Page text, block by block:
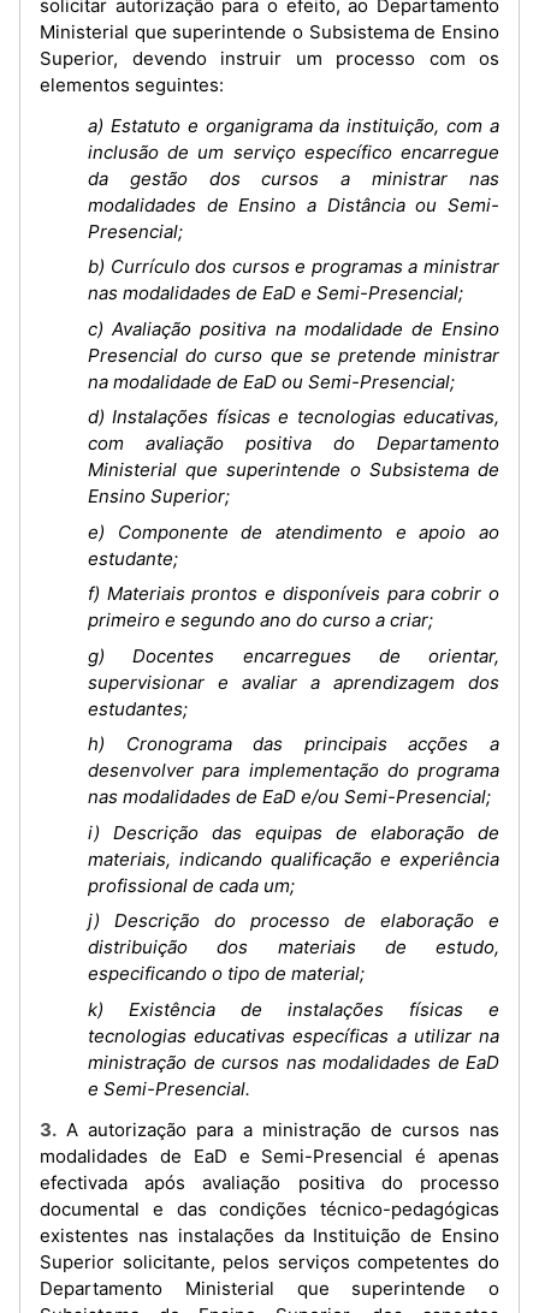
solicitar autorização para o efeito, ao Departamento
Ministerial que superintende o Subsistema de Ensino
Superior, devendo instruir um processo com os
elementos seguintes:
a) Estatuto e organigrama da instituição, com a
inclusão de um serviço específico encarregue
da gestão dos cursos a ministrar nas
modalidades de Ensino a Distância ou Semi-
Presencial;
b) Currículo dos cursos e programas a ministrar
nas modalidades de EaD e Semi-Presencial;
c) Avaliação positiva na modalidade de Ensino
Presencial do curso que se pretende ministrar
na modalidade de EaD ou Semi-Presencial;
d) Instalações físicas e tecnologias educativas,
com avaliação positiva do Departamento
Ministerial que superintende o Subsistema de
Ensino Superior;
e) Componente de atendimento e apoio ao
estudante;
f) Materiais prontos e disponíveis para cobrir o
primeiro e segundo ano do curso a criar;
g) Docentes encarregues de orientar,
supervisionar e avaliar a aprendizagem dos
estudantes;
h) Cronograma das principais acções a
desenvolver para implementação do programa
nas modalidades de EaD e/ou Semi-Presencial;
i) Descrição das equipas de elaboração de
materiais, indicando qualificação e experiência
profissional de cada um;
j) Descrição do processo de elaboração e
distribuição dos materiais de estudo,
especificando o tipo de material;
k) Existência de instalações físicas e
tecnologias educativas específicas a utilizar na
ministração de cursos nas modalidades de EaD
e Semi-Presencial.
3. A autorização para a ministração de cursos nas
modalidades de EaD e Semi-Presencial é apenas
efectivada após avaliação positiva do processo
documental e das condições técnico-pedagógicas
existentes nas instalações da Instituição de Ensino
Superior solicitante, pelos serviços competentes do
Departamento Ministerial que superintende o